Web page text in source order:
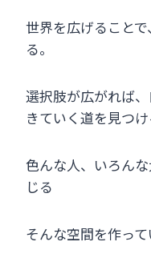
世界を広げること
る。
選択肢が広がれば
きていく道を見つけ
色んな人、いろん
じる
そんな空間を作って